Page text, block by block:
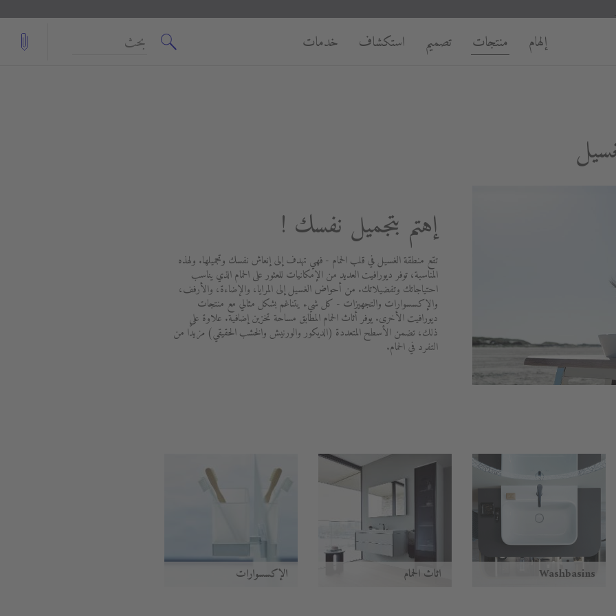
إلهام منتجات تصميم استكشاف خدمات
إهتم بتجميل نفسك !
تقع منطقة الغسيل في قلب الحمام - فهي تهدف إلى إنعاش نفسك وتجميلها. ولهذه
المناسبة، توفر ديورافيت العديد من الإمكانيات للعثور على الحمام الذي يناسب
احتياجاتك وتفضيلاتك. من أحواض الغسيل إلى المرايا، والإضاءة، والأرفف،
والإكسسوارات والتجهيزات - كل شيء يتناغم بشكل مثالي مع منتجات
ديورافيت الأخرى. يوفر أثاث الحمام المطابق مساحة تخزين إضافية. علاوة على
ذلك، تضمن الأسطح المتعددة (الديكور والورنيش والخشب الحقيقي) مزيدًا من
التفرد في الحمام.
Washbasins أثاث الحمام الإكسسوارات